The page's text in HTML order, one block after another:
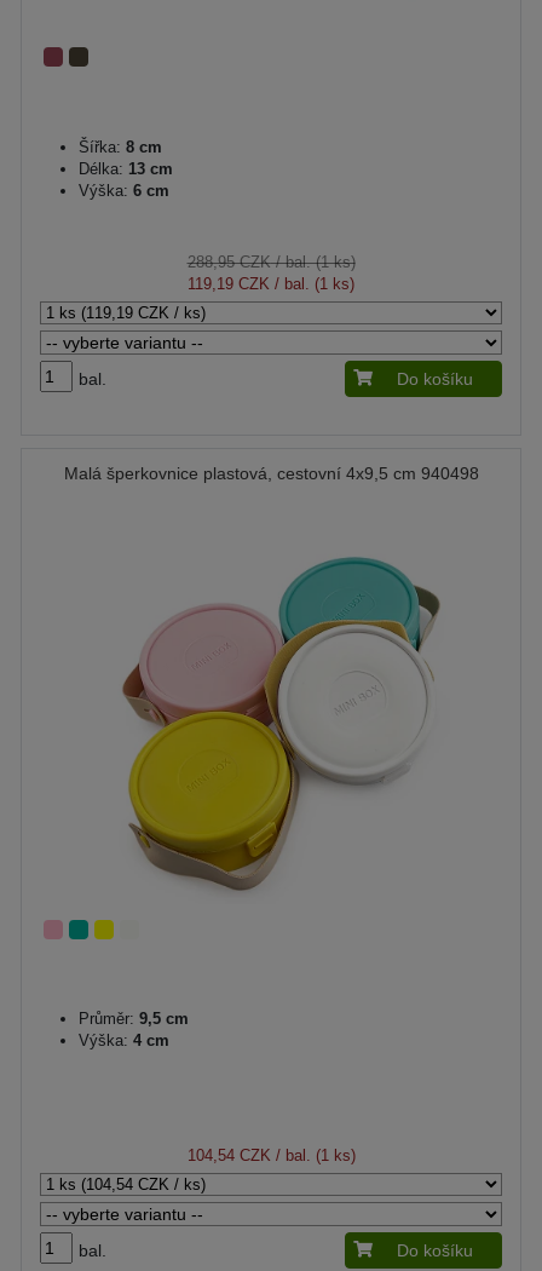
Šířka: 8 cm
Délka: 13 cm
Výška: 6 cm
288,95 CZK/ bal. (1 ks)
119,19 CZK / bal. (1 ks)
bal. Do košíku
Malá šperkovnice plastová, cestovní 4x9,5 cm 940498
Průměr: 9,5 cm
Výška: 4 cm
104,54 CZK / bal. (1 ks)
bal. Do košíku